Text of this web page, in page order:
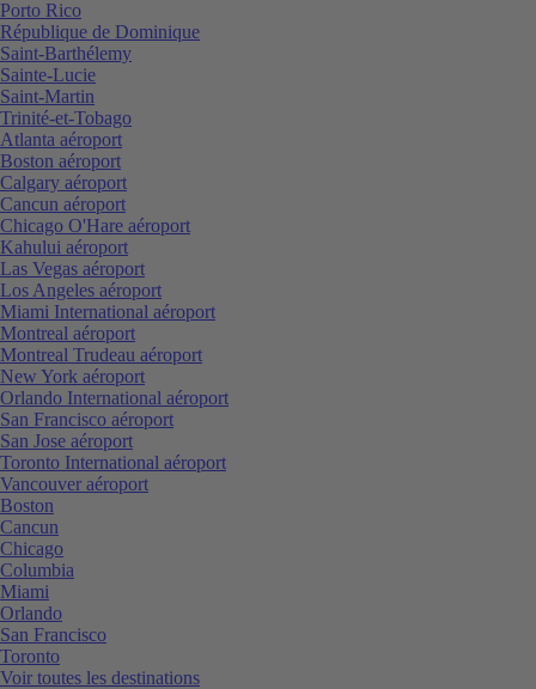
Porto Rico
République de Dominique
Saint-Barthélemy
Sainte-Lucie
Saint-Martin
Trinité-et-Tobago
Atlanta aéroport
Boston aéroport
Calgary aéroport
Cancun aéroport
Chicago O'Hare aéroport
Kahului aéroport
Las Vegas aéroport
Los Angeles aéroport
Miami International aéroport
Montreal aéroport
Montreal Trudeau aéroport
New York aéroport
Orlando International aéroport
San Francisco aéroport
San Jose aéroport
Toronto International aéroport
Vancouver aéroport
Boston
Cancun
Chicago
Columbia
Miami
Orlando
San Francisco
Toronto
Voir toutes les destinations